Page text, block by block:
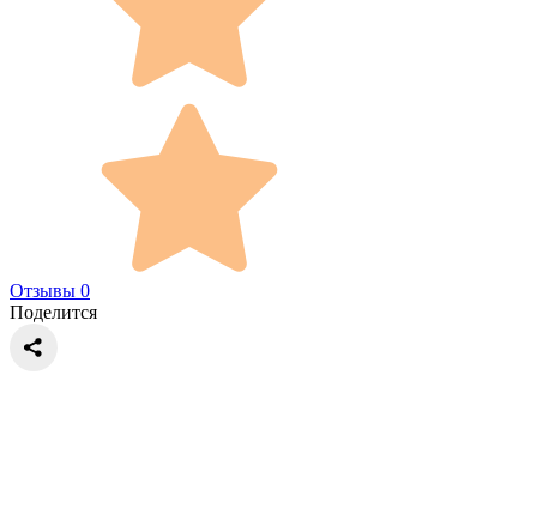
Отзывы 0
Поделится